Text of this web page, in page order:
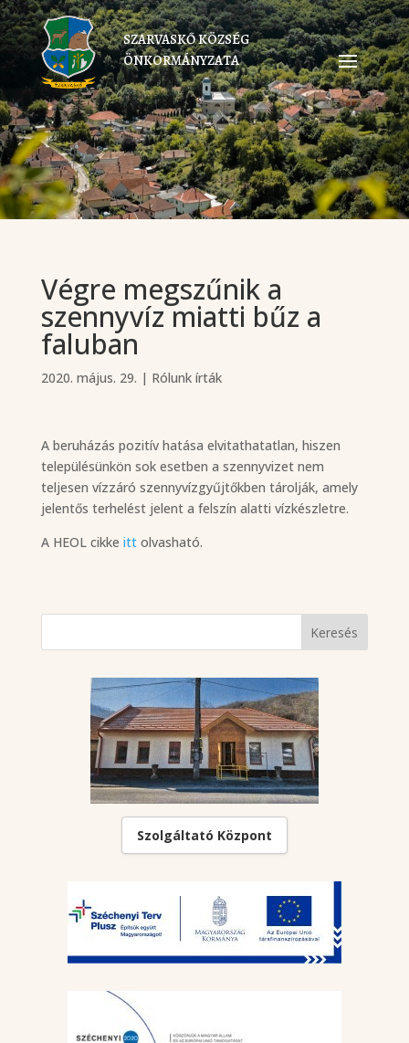
SZARVASKŐ KÖZSÉG
ÖNKORMÁNYZATA
Végre megszűnik a
szennyvíz miatti bűz a
faluban
2020. május. 29. | Rólunk írták
A beruházás pozitív hatása elvitathatatlan, hiszen
településünkön sok esetben a szennyvizet nem
teljesen vízzáró szennyvízgyűjtőkben tárolják, amely
jelentős terhelést jelent a felszín alatti vízkészletre.
A HEOL cikke ittolvasható.
Szolgáltató Központ